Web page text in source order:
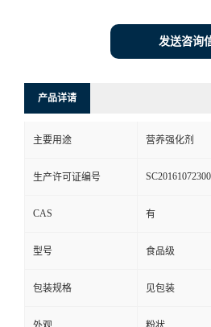
发送咨询
产品详请
主要用途 营养强化剂
生产许可证编号
CAS 有
型号 食品级
包装规格 见包装